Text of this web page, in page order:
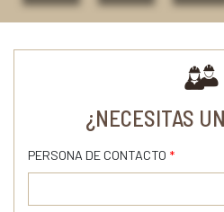
¿NECESITAS
PERSONA DE CONTACTO *